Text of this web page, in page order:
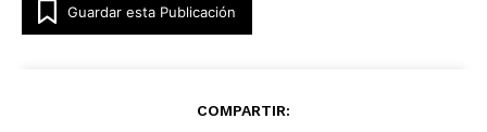
Guardar esta Publicación
COMPARTIR: